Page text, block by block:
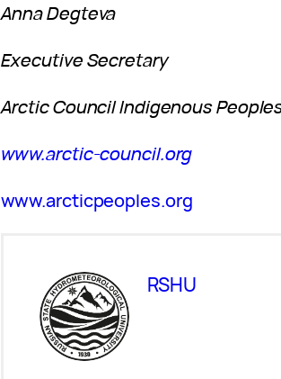
Anna Degteva
Executive Secretary
Arctic Council Indigenous
www.arctic-council.org
www.arcticpeoples.org
RSHU